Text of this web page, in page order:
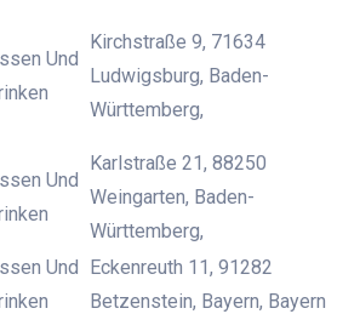
Und
Kirchstraße 9, 71634
Ludwigsburg, Baden-
Württemberg,
Und
Karlstraße 21, 88250
Weingarten, Baden-
Württemberg,
Und Eckenreuth 11, 91282
Betzenstein, Bayern, Bayern